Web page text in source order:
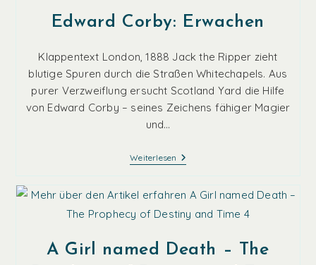
Edward Corby: Erwachen
Klappentext London, 1888 Jack the Ripper zieht
blutige Spuren durch die Straßen Whitechapels. Aus
purer Verzweiflung ersucht Scotland Yard die Hilfe
von Edward Corby – seines Zeichens fähiger Magier
und…
Weiterlesen Edward
Corby:
A Girl named Death – The